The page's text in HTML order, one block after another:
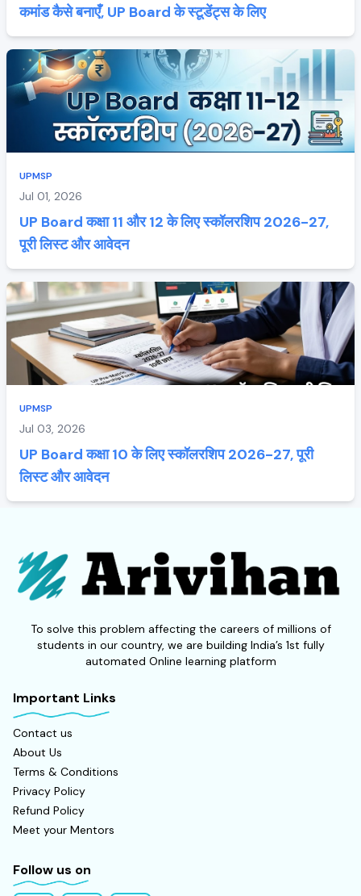
कमांड कैसे बनाएँ, UP Board के स्टूडेंट्स के लिए
UPMSP
Jul 01, 2026
UP Board कक्षा 11 और 12 के लिए स्कॉलरशिप 2026-27,
पूरी लिस्ट और आवेदन
UPMSP
Jul 03, 2026
UP Board कक्षा 10 के लिए स्कॉलरशिप 2026-27, पूरी
लिस्ट और आवेदन
To solve this problem affecting the careers of millions of
students in our country, we are building India’s 1st fully
automated Online learning platform
Important Links
Contact us
About Us
Terms & Conditions
Privacy Policy
Refund Policy
Meet your Mentors
Follow us on